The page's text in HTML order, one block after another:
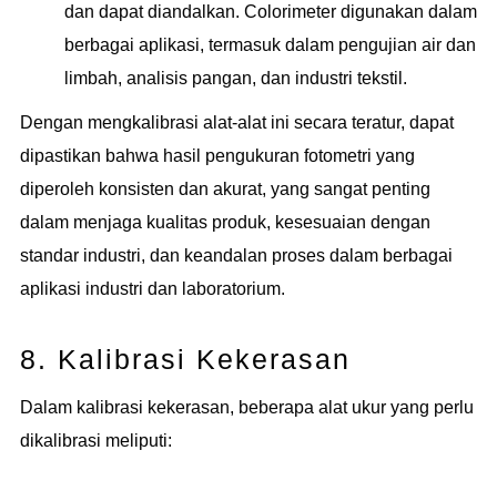
dan dapat diandalkan. Colorimeter digunakan dalam
berbagai aplikasi, termasuk dalam pengujian air dan
limbah, analisis pangan, dan industri tekstil.
Dengan mengkalibrasi alat-alat ini secara teratur, dapat
dipastikan bahwa hasil pengukuran fotometri yang
diperoleh konsisten dan akurat, yang sangat penting
dalam menjaga kualitas produk, kesesuaian dengan
standar industri, dan keandalan proses dalam berbagai
aplikasi industri dan laboratorium.
8. Kalibrasi Kekerasan
Dalam kalibrasi kekerasan, beberapa alat ukur yang perlu
dikalibrasi meliputi: